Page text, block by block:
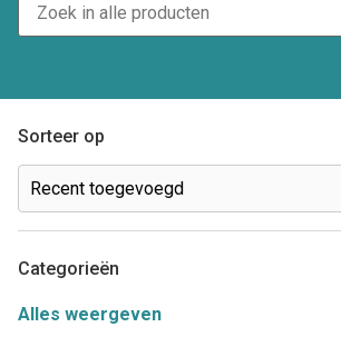
Sorteer op
Categorieën
Alles weergeven